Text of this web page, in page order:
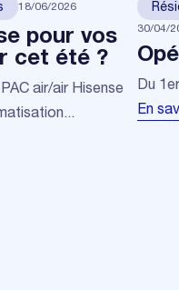
18/06/2026
pour vos
cet été ?
air/air Hisense
30/04/
Du
En